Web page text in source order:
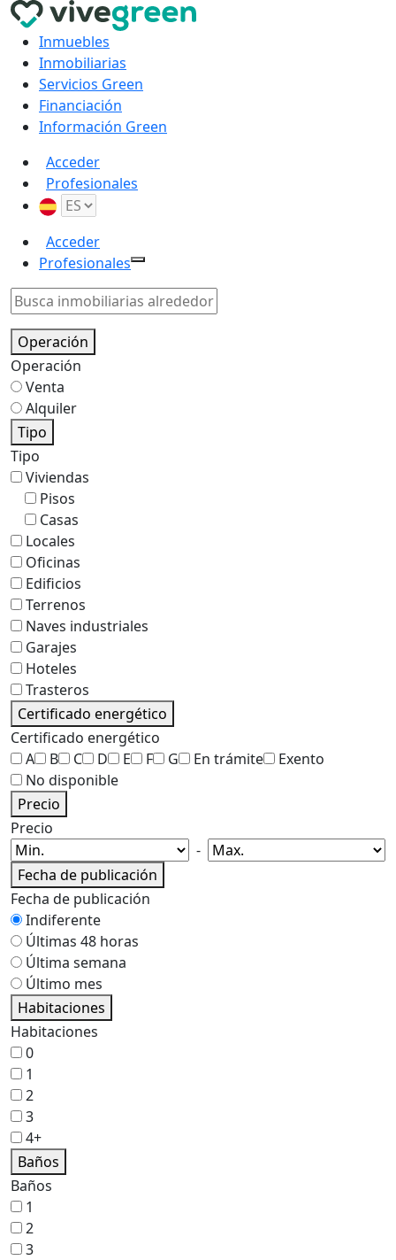
Inmuebles
Inmobiliarias
Servicios Green
Financiación
Información Green
Acceder
Profesionales
Acceder
Profesionales
Operación
Operación
Venta
Alquiler
Tipo
Tipo
Viviendas
Pisos
Casas
Locales
Oficinas
Edificios
Terrenos
Naves industriales
Garajes
Hoteles
Trasteros
Certificado energético
Certificado energético
A
B C D E F G En trámite
Exento
No disponible
Precio
Precio
-
Fecha de publicación
Fecha de publicación
Indiferente
Últimas 48 horas
Última semana
Último mes
Habitaciones
Habitaciones
0
1
2
3
4+
Baños
Baños
1
2
3